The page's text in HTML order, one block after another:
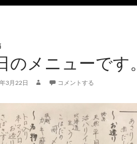
のメニューです。
3月22日 コメントする